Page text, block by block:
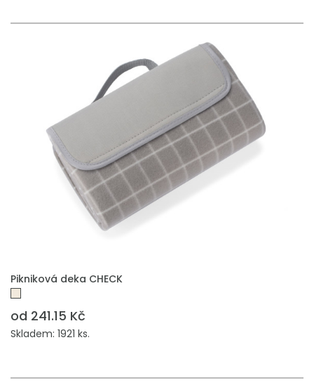
PŘIDAT DO POPTÁVKY
Pikniková deka CHECK
od 241.15 Kč
Skladem: 1921 ks.